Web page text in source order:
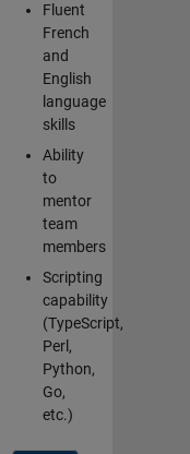
Fluent
French
and
English
language
skills
Ability
to
mentor
team
members
Scripting
capability
(TypeScript,
Perl,
Python,
Go,
etc.)